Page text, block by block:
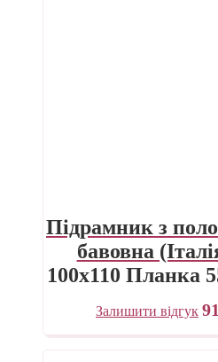
Підрамник з
бавовна
100х110 Планка
ПП
Залишити відгук